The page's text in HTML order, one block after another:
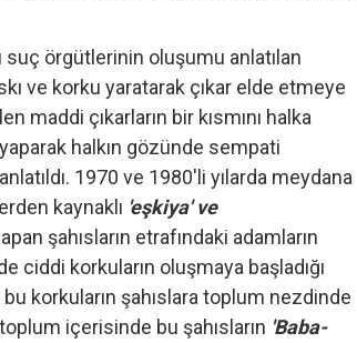
suç örgütlerinin oluşumu anlatılan
ve korku yaratarak çıkar elde etmeye
maddi çıkarların bir kısmını halka
halkın gözünde sempati
1970 ve 1980'li yılarda meydana
kaynaklı 'eşkiya' ve
şahısların etrafındaki adamların
ciddi korkuların oluşmaya başladığı
korkuların şahıslara toplum nezdinde
içerisinde bu şahısların 'Baba-